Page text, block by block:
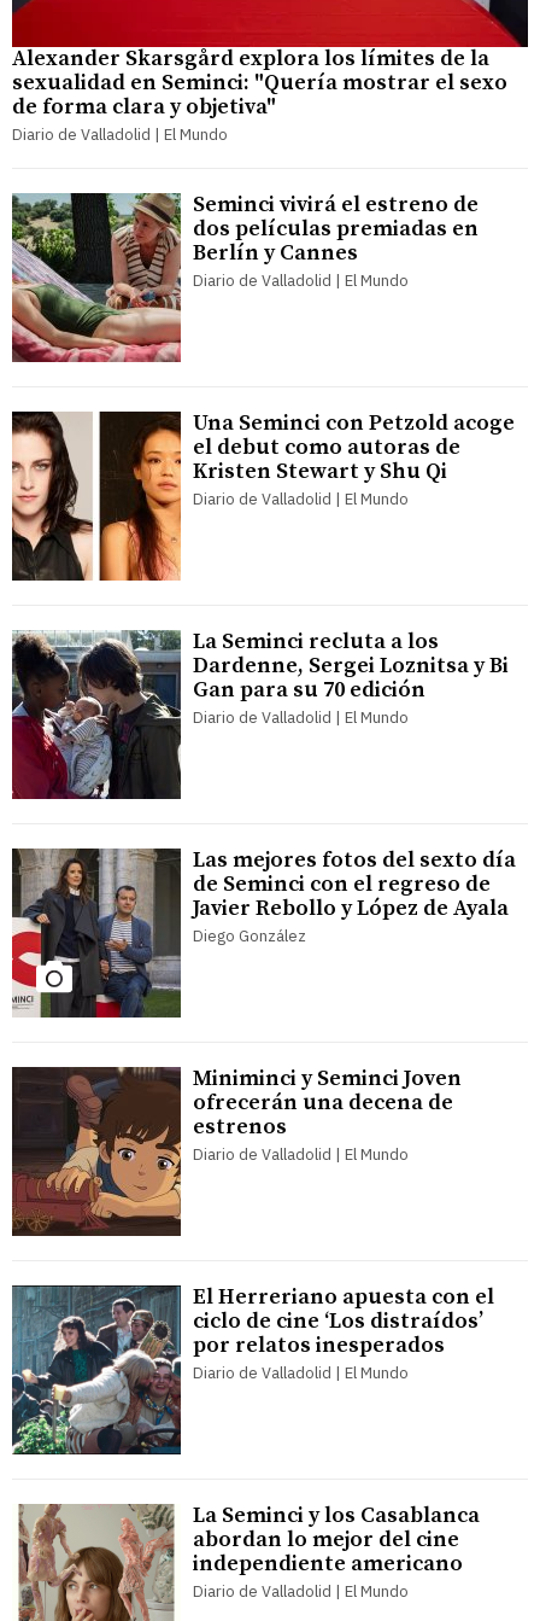
Alexander Skarsgård explora los límites de la
sexualidad en Seminci: "Quería mostrar el sexo
de forma clara y objetiva"
Diario de Valladolid | El Mundo
Seminci vivirá el estreno de
dos películas premiadas en
Berlín y Cannes
Diario de Valladolid | El Mundo
Una Seminci con Petzold acoge
el debut como autoras de
Kristen Stewart y Shu Qi
Diario de Valladolid | El Mundo
La Seminci recluta a los
Dardenne, Sergei Loznitsa y Bi
Gan para su 70 edición
Diario de Valladolid | El Mundo
Las mejores fotos del sexto día
de Seminci con el regreso de
Javier Rebollo y López de Ayala
Diego González
Miniminci y Seminci Joven
ofrecerán una decena de
estrenos
Diario de Valladolid | El Mundo
El Herreriano apuesta con el
ciclo de cine ‘Los distraídos’
por relatos inesperados
Diario de Valladolid | El Mundo
La Seminci y los Casablanca
abordan lo mejor del cine
independiente americano
Diario de Valladolid | El Mundo